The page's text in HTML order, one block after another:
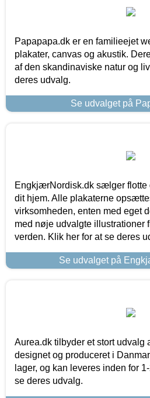
Papapapa.dk er en familieejet
plakater, canvas og akustik.
af den skandinaviske natur og
deres udvalg.
Se udvalget på
EngkjærNordisk.dk sælger flotte
dit hjem. Alle plakaterne
virksomheden, enten med eget
med nøje udvalgte illustrationer
verden. Klik her for at se deres
Se udvalget på
Aurea.dk tilbyder et stort udvalg
designet og produceret i
lager, og kan leveres inden for
se deres udvalg.